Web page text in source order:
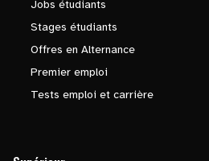
Jobs étudiants
Stages étudiants
Offres en Alternance
Premier emploi
Tests emploi et carrière